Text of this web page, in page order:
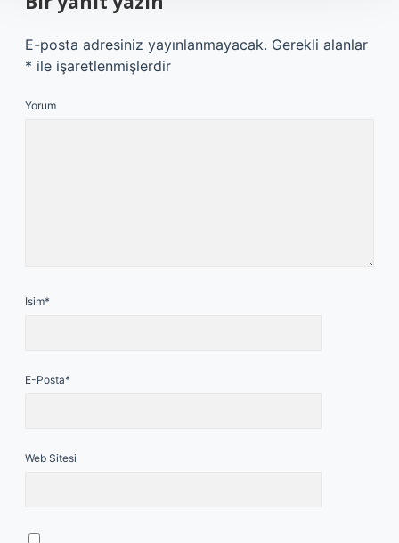
E-posta adresiniz yayınlanmayacak. Gerekli alanlar
* ile işaretlenmişlerdir
Yorum
İsim*
E-Posta*
Web Sitesi